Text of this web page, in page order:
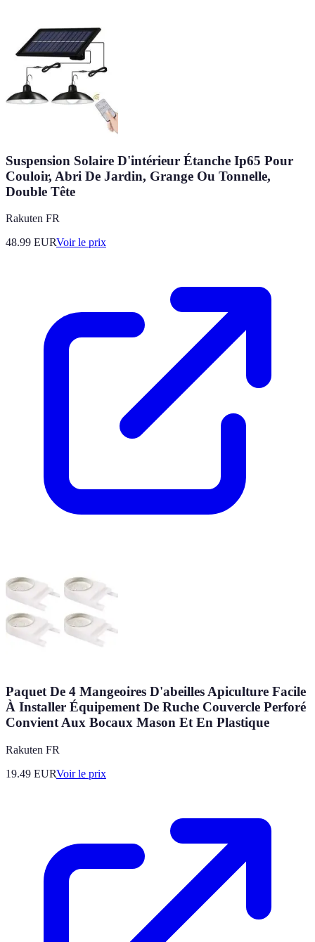
Suspension Solaire D'intérieur Étanche Ip65 Pour
Couloir, Abri De Jardin, Grange Ou Tonnelle,
Double Tête
Rakuten FR
48.99 EURVoir le prix
Paquet De 4 Mangeoires D'abeilles Apiculture Facile
À Installer Équipement De Ruche Couvercle Perforé
Convient Aux Bocaux Mason Et En Plastique
Rakuten FR
19.49 EURVoir le prix